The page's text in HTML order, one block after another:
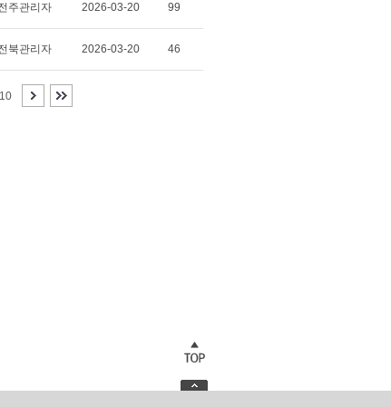
주관리자 2026-03-20 99
북관리자 2026-03-20 46
10